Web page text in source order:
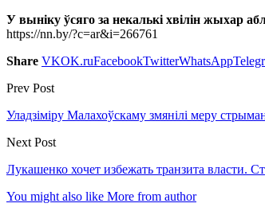
У выніку ўсяго за некалькі хвілін жыхар
https://nn.by/?c=ar&i=266761
Share VKOK.ruFacebookTwitterWhatsApp
Prev Post
Уладзіміру Малахоўскаму змянілі меру
Next Post
Лукашенко хочет избежать транзита власти.
You might also like More from author